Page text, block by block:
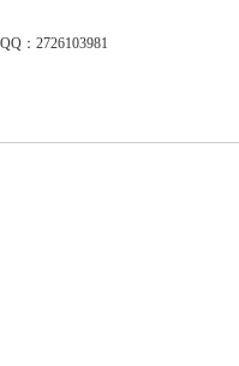
QQ：2726103981